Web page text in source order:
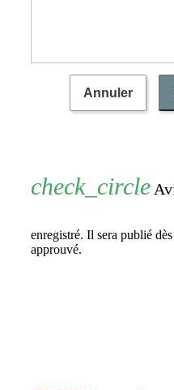
Annuler
enregistré. Il sera publié
approuvé.